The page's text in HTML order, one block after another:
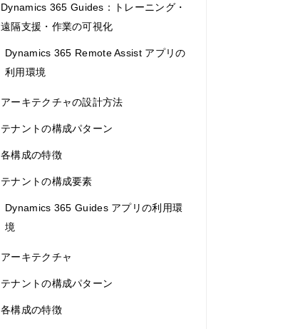
Dynamics 365 Guides：トレーニング・
遠隔支援・作業の可視化
Dynamics 365 Remote Assist アプリの
利用環境
アーキテクチャの設計方法
テナントの構成パターン
各構成の特徴
テナントの構成要素
Dynamics 365 Guides アプリの利用環
境
アーキテクチャ
テナントの構成パターン
各構成の特徴